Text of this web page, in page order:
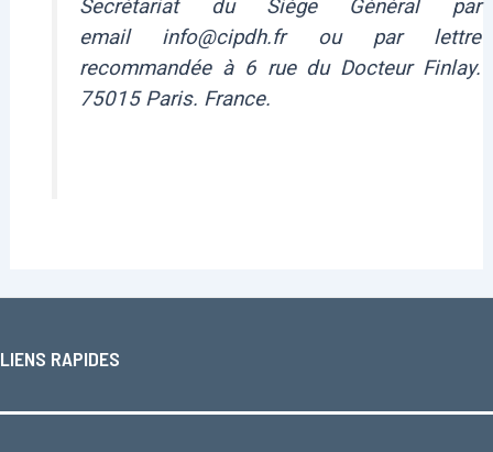
Secrétariat du Siège Général par
email info@cipdh.fr ou par lettre
recommandée à 6 rue du Docteur Finlay.
75015 Paris. France.
LIENS RAPIDES